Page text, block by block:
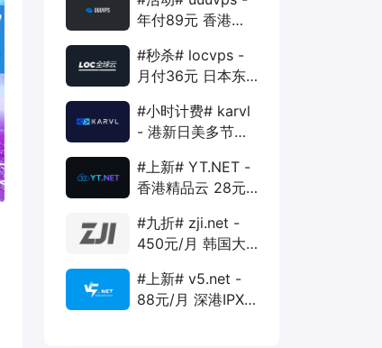
1Gbps
年付89元 香港
400G 30M
#秒杀# locvps -
月付36元 日本东
40G 1T 450Mbps
#小时计费# karvl
- 港新日美多节点
20G 5T 1Gbps
#上新# YT.NET -
香港精品云 28元/
AS10099+移动
CMI
#九折# zji.net -
450元/月 韩国大
优化和纯国际线路
#上新# v5.net -
88元/月 深港IPX